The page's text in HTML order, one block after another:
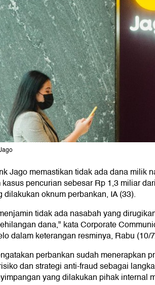
Jago memastikan tidak ada dana milik
pencurian sebesar Rp 1,3 miliar
dilakukan oknum perbankan, IA (33).
tidak ada nasabah yang
dana," kata Corporate
dalam keterangan resminya, Rabu (10/
perbankan sudah menerapkan
dan strategi anti-fraud sebagai
yang dilakukan pihak internal